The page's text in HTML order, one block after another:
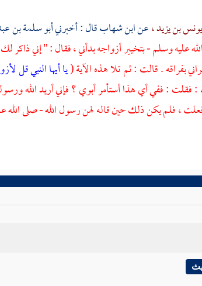
بن يزيد ،عنابن شهابقال : أخبرنيأبو سلمة بن
عليه وسلم - بتخيير أزواجه بدأني ، فقال : " إني ذاكر
بفراقه . قالت : ثم تلا هذه الآية (يا أيها النبي قل
فقلت : ففي أي هذا أستأمر أبوي ؟ فإني أريد الله
، فلم يكن ذلك حين قاله لهن رسول الله - صلى الله